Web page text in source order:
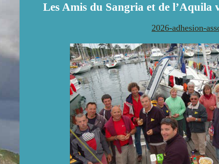
Les Amis du Sangria et de l’Aquila
2026-adhesion-